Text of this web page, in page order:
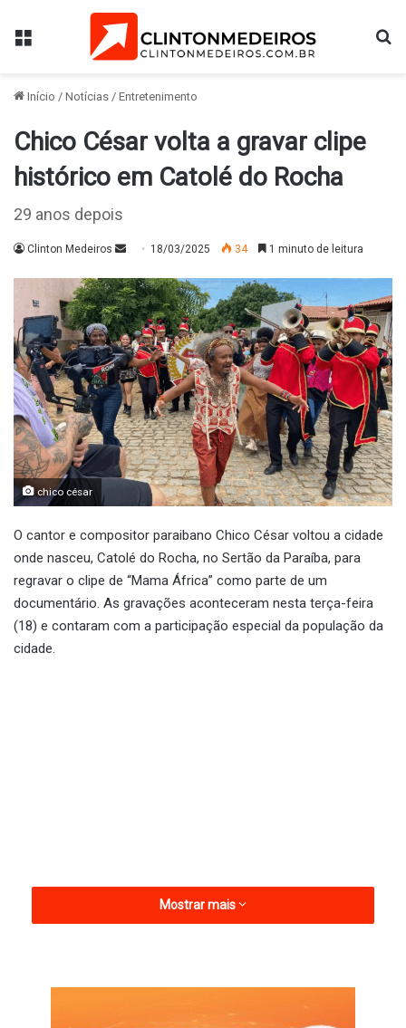
Menu
Início / Notícias / Entretenimento
Chico César volta a gravar clipe
histórico em Catolé do Rocha
29 anos depois
Clinton Medeiros
Mande
e-
mail
18/03/2025 34 1 minuto de leitura
chico césar
O cantor e compositor paraibano Chico César voltou a cidade
onde nasceu, Catolé do Rocha, no Sertão da Paraíba, para
regravar o clipe de “Mama África” como parte de um
documentário. As gravações aconteceram nesta terça-feira
(18) e contaram com a participação especial da população da
cidade.
Mostrar mais